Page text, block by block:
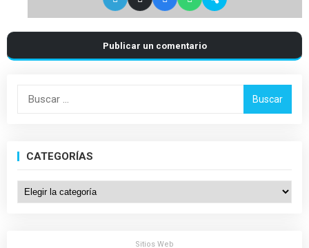
Publicar un comentario
Buscar:
CATEGORÍAS
Categorías
Sitios Web